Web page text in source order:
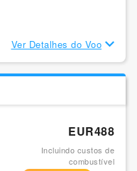
Ver Detalhes do Voo
EUR488
Incluindo custos de
combustível